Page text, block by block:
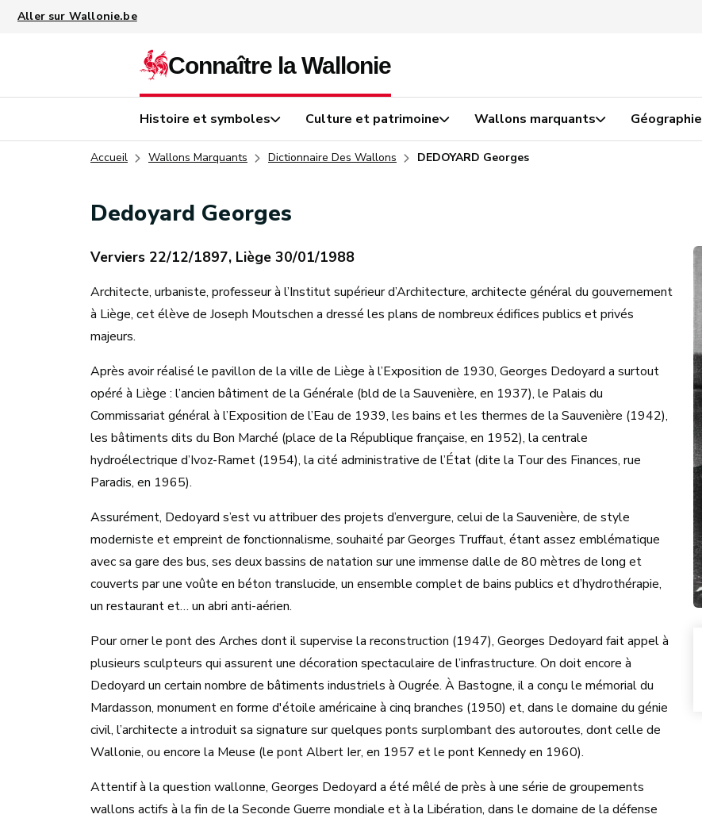
Histoire et symboles Culture et patrimoine Wallons marquants Géographie
Accueil Wallons Marquants Dictionnaire Des Wallons DEDOYARD Georges
Dedoyard Georges
Verviers 22/12/1897, Liège 30/01/1988
Architecte, urbaniste, professeur à l’Institut supérieur d’Architecture, architecte général du gouvernement
à Liège, cet élève de Joseph Moutschen a dressé les plans de nombreux édifices publics et privés
majeurs.
Après avoir réalisé le pavillon de la ville de Liège à l’Exposition de 1930, Georges Dedoyard a surtout
opéré à Liège : l’ancien bâtiment de la Générale (bld de la Sauvenière, en 1937), le Palais du
Commissariat général à l’Exposition de l’Eau de 1939, les bains et les thermes de la Sauvenière (1942),
les bâtiments dits du Bon Marché (place de la République française, en 1952), la centrale
hydroélectrique d’Ivoz-Ramet (1954), la cité administrative de l’État (dite la Tour des Finances, rue
Paradis, en 1965).
Assurément, Dedoyard s’est vu attribuer des projets d’envergure, celui de la Sauvenière, de style
moderniste et empreint de fonctionnalisme, souhaité par Georges Truffaut, étant assez emblématique
avec sa gare des bus, ses deux bassins de natation sur une immense dalle de 80 mètres de long et
couverts par une voûte en béton translucide, un ensemble complet de bains publics et d’hydrothérapie,
un restaurant et… un abri anti-aérien.
Pour orner le pont des Arches dont il supervise la reconstruction (1947), Georges Dedoyard fait appel à
plusieurs sculpteurs qui assurent une décoration spectaculaire de l’infrastructure. On doit encore à
Dedoyard un certain nombre de bâtiments industriels à Ougrée. À Bastogne, il a conçu le mémorial du
Mardasson, monument en forme d'étoile américaine à cinq branches (1950) et, dans le domaine du génie
civil, l’architecte a introduit sa signature sur quelques ponts surplombant des autoroutes, dont celle de
Wallonie, ou encore la Meuse (le pont Albert Ier, en 1957 et le pont Kennedy en 1960).
Attentif à la question wallonne, Georges Dedoyard a été mêlé de près à une série de groupements
wallons actifs à la fin de la Seconde Guerre mondiale et à la Libération, dans le domaine de la défense